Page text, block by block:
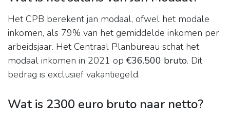
Het CPB berekent jan modaal, ofwel het modale
inkomen, als 79% van het gemiddelde inkomen per
arbeidsjaar. Het Centraal Planbureau schat het
modaal inkomen in 2021 op €36.500 bruto. Dit
bedrag is exclusief vakantiegeld.
Wat is 2300 euro bruto naar netto?